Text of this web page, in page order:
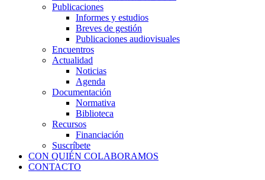
Publicaciones
Informes y estudios
Breves de gestión
Publicaciones audiovisuales
Encuentros
Actualidad
Noticias
Agenda
Documentación
Normativa
Biblioteca
Recursos
Financiación
Suscríbete
CON QUIÉN COLABORAMOS
CONTACTO